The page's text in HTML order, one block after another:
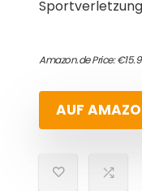
Amazon.de Price:€
AUF